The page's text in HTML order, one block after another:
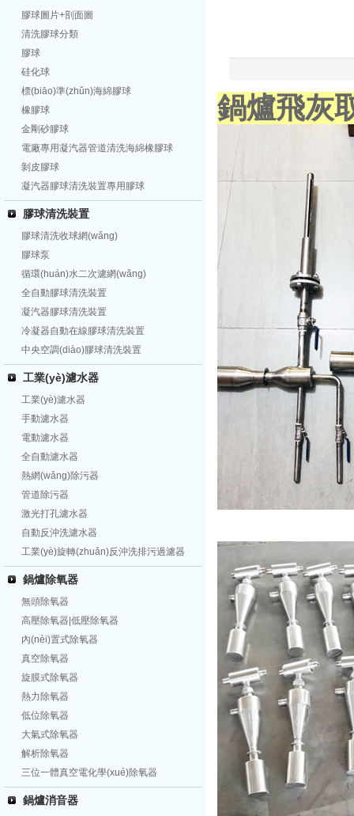
膠球圖片+剖面圖
清洗膠球分類
膠球
硅化球
標(biāo)準(zhǔn)海綿膠球
橡膠球
金剛砂膠球
電廠專用凝汽器管道清洗海綿橡膠球
剝皮膠球
凝汽器膠球清洗裝置專用膠球
膠球清洗裝置
膠球清洗收球網(wǎng)
膠球泵
循環(huán)水二次濾網(wǎng)
全自動膠球清洗裝置
凝汽器膠球清洗裝置
冷凝器自動在線膠球清洗裝置
中央空調(diào)膠球清洗裝置
工業(yè)濾水器
工業(yè)濾水器
手動濾水器
電動濾水器
全自動濾水器
熱網(wǎng)除污器
管道除污器
激光打孔濾水器
自動反沖洗濾水器
工業(yè)旋轉(zhuǎn)反沖洗排污過濾器
鍋爐除氧器
無頭除氧器
高壓除氧器|低壓除氧器
內(nèi)置式除氧器
真空除氧器
旋膜式除氧器
熱力除氧器
低位除氧器
大氣式除氧器
解析除氧器
三位一體真空電化學(xué)除氧器
鍋爐消音器
鍋爐飛灰